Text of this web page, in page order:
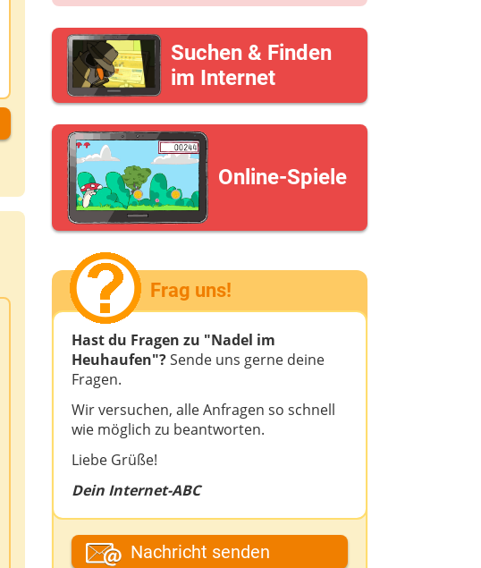
Suchen & Finden
im Internet
Online-Spiele
Frag uns!
Hast du Fragen zu "Nadel im
Heuhaufen"?Sende uns gerne deine
Fragen.
Wir versuchen, alle Anfragen so schnell
wie möglich zu beantworten.
Liebe Grüße!
Dein Internet-ABC
Dein Vor- oder Spitzname
Nachricht senden